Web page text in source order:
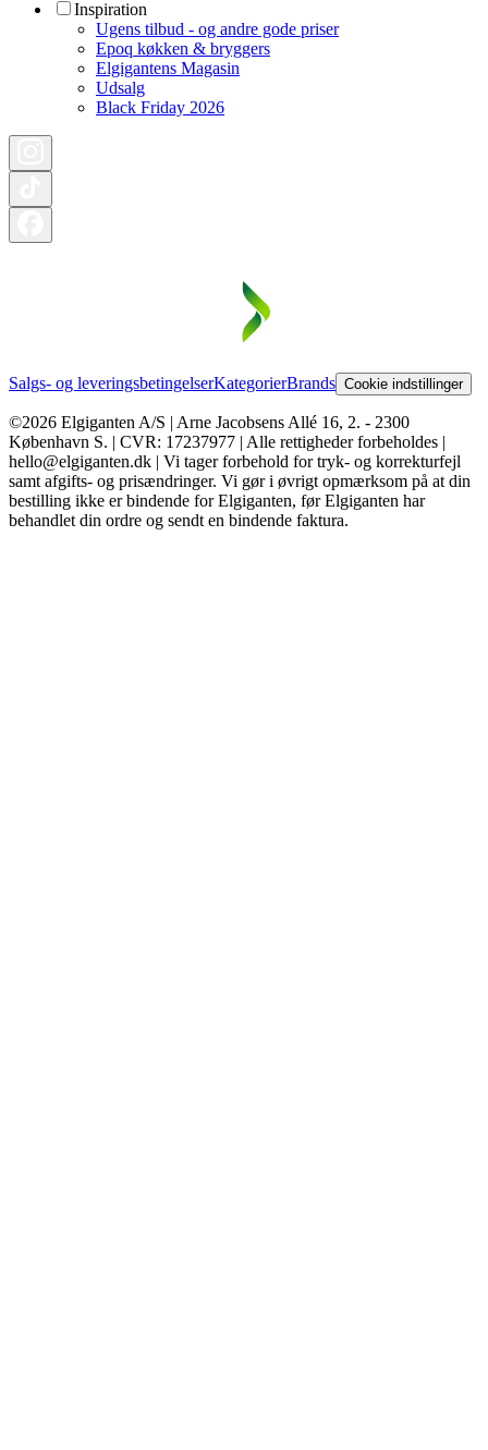
Inspiration
Ugens tilbud - og andre gode priser
Epoq køkken & bryggers
Elgigantens Magasin
Udsalg
Black Friday 2026
Salgs- og leveringsbetingelserKategorierBrands Cookie indstillinger
©2026 Elgiganten A/S | Arne Jacobsens Allé 16, 2. - 2300
København S. | CVR: 17237977 | Alle rettigheder forbeholdes |
hello@elgiganten.dk | Vi tager forbehold for tryk- og korrekturfejl
samt afgifts- og prisændringer. Vi gør i øvrigt opmærksom på at din
bestilling ikke er bindende for Elgiganten, før Elgiganten har
behandlet din ordre og sendt en bindende faktura.